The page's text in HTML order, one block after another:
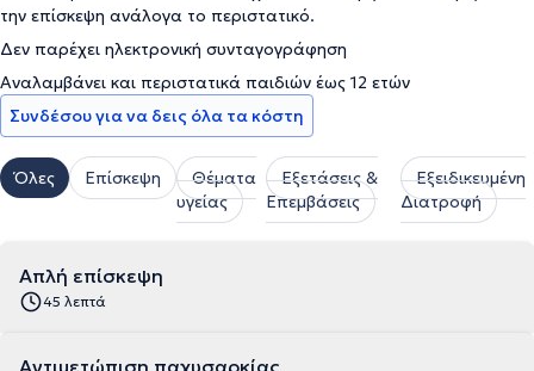
την επίσκεψη ανάλογα το περιστατικό.
Δεν παρέχει ηλεκτρονική συνταγογράφηση
Αναλαμβάνει και περιστατικά παιδιών έως 12 ετών
Συνδέσου για να δεις όλα τα κόστη
Όλες Επίσκεψη
Θέματα
υγείας
Εξετάσεις &
Επεμβάσεις
Εξειδικευμένη
Διατροφή
Απλή επίσκεψη
45 λεπτά
Αντιμετώπιση παχυσαρκίας